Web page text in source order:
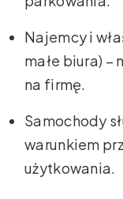
Najemcy i
małe biura)
na firmę.
Samochody
warunkiem
użytkowania.